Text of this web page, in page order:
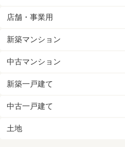
店舗・事業用
新築マンション
中古マンション
新築一戸建て
中古一戸建て
土地